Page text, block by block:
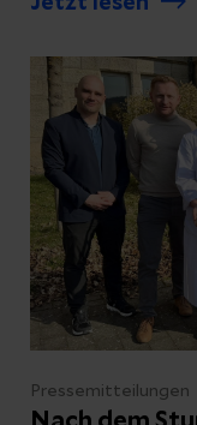
aktuelle
zu informieren.
Pressemitteilungen